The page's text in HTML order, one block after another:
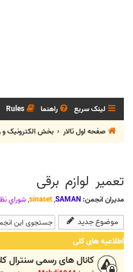
لینک سریع راهنما Rules
صفحه اول تالار
بخش الکترونيک و
تعمیر لوازم برقی
مدیران انجمن: SAMAN
,
sinaset
,شوراي
موضوع جدید
اطلاعیه های کلی
کانال های رسمی سنترال